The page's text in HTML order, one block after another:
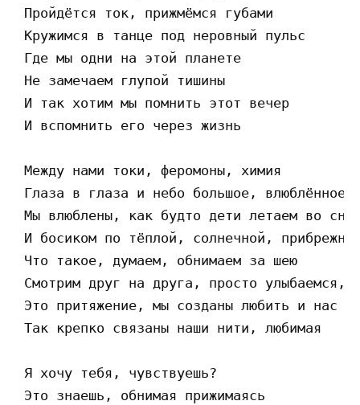
Пройдётся ток, прижмёмся губами
Кружимся в танце под неровный пульс
Где мы одни на этой планете
Не замечаем глупой тишины
И так хотим мы помнить этот вечер
И вспомнить его через жизнь
Между нами токи, феромоны, химия
Глаза в глаза и небо большое, влюблённое
Мы влюблены, как будто дети летаем во сне
И босиком по тёплой, солнечной,
Что такое, думаем, обнимаем за шею
Смотрим друг на друга, просто улыбаемся,
Это притяжение, мы созданы любить и нас
Так крепко связаны наши нити, любимая
Я хочу тебя, чувствуешь?
Это знаешь, обнимая прижимаясь